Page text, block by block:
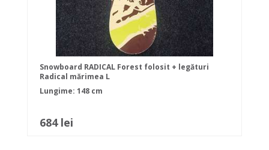
Snowboard RADICAL Forest folosit + legături
Radical mărimea L
Lungime: 148 cm
684 lei